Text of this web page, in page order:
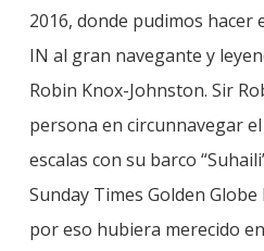
2016, donde pudimos hacer
IN al gran navegante y
Robin Knox-Johnston. Sir
persona en circunnavegar
escalas con su barco
Sunday Times Golden Globe
por eso hubiera merecido